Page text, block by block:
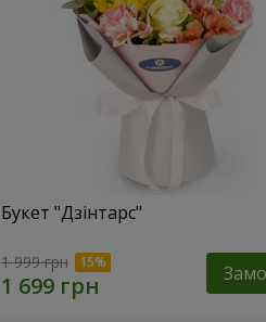
Букет "Дзінтарс"
1 999 грн